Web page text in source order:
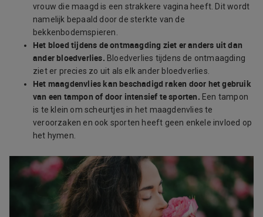
vrouw die maagd is een strakkere vagina heeft. Dit wordt
namelijk bepaald door de sterkte van de
bekkenbodemspieren.
Het bloed tijdens de ontmaagding ziet er anders uit dan
ander bloedverlies. Bloedverlies tijdens de ontmaagding
ziet er precies zo uit als elk ander bloedverlies.
Het maagdenvlies kan beschadigd raken door het gebruik
van een tampon of door intensief te sporten. Een tampon
is te klein om scheurtjes in het maagdenvlies te
veroorzaken en ook sporten heeft geen enkele invloed op
het hymen.